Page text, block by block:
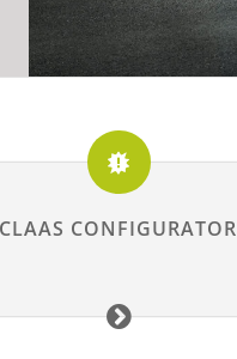
CLAAS CONFIGURATOR